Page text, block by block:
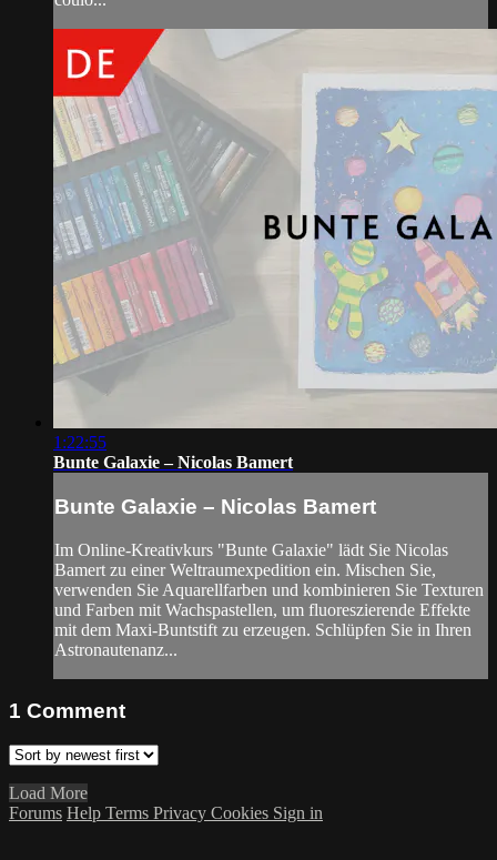
1:22:55
Bunte Galaxie – Nicolas Bamert
Bunte Galaxie – Nicolas Bamert
Im Online-Kreativkurs "Bunte Galaxie" lädt Sie Nicolas
Bamert zu einer Weltraumexpedition ein. Mischen Sie,
verwenden Sie Aquarellfarben und kombinieren Sie Texturen
und Farben mit Wachspastellen, um fluoreszierende Effekte
mit dem Maxi-Buntstift zu erzeugen. Schlüpfen Sie in Ihren
Astronautenanz...
1 Comment
Load More
Forums Help Terms Privacy Cookies Sign in